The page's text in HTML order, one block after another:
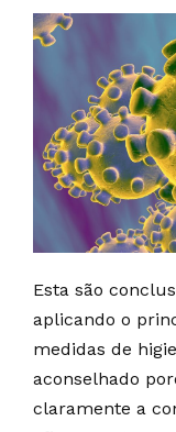
Esta são
aplicando o
medidas de
aconselhado
claramente a